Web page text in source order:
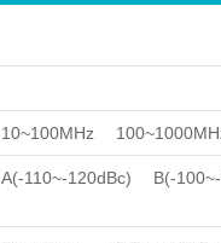
10~100MHz
A(-110~-120dBc) B(-